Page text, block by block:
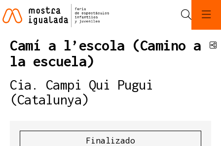
Camí a l’escola (Camino a
la escuela)
Cia. Campi Qui Pugui
(Catalunya)
Finalizado